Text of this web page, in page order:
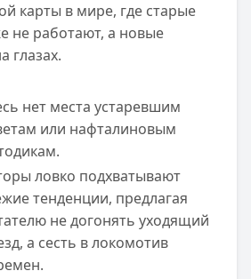
карты в мире, где старые
не работают, а новые
глазах.
нет места устаревшим
или нафталиновым
ловко подхватывают
тенденции, предлагая
не догонять уходящий
а сесть в локомотив